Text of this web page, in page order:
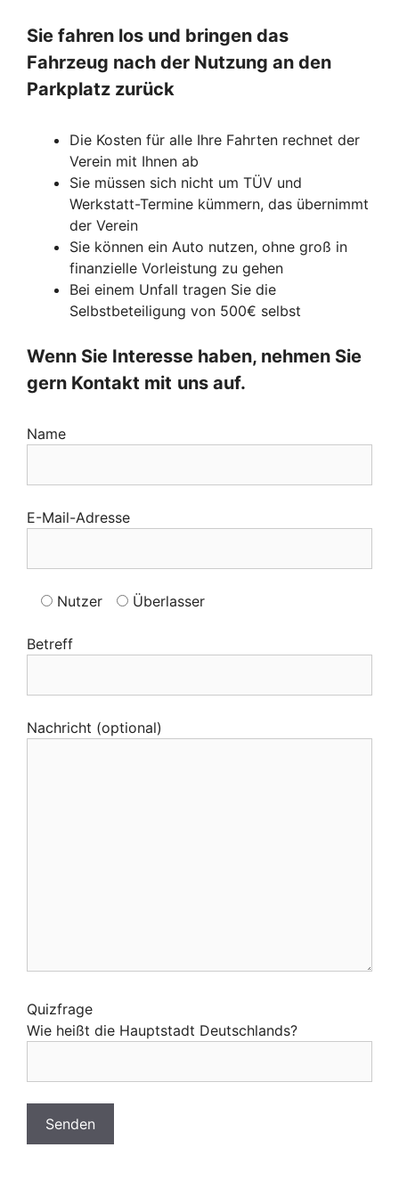
Sie fahren los und bringen das
Fahrzeug nach der Nutzung an den
Parkplatz zurück
Die Kosten für alle Ihre Fahrten rechnet der
Verein mit Ihnen ab
Sie müssen sich nicht um TÜV und
Werkstatt-Termine kümmern, das übernimmt
der Verein
Sie können ein Auto nutzen, ohne groß in
finanzielle Vorleistung zu gehen
Bei einem Unfall tragen Sie die
Selbstbeteiligung von 500€ selbst
Wenn Sie Interesse haben, nehmen Sie
gern Kontakt mit uns auf.
Name
E-Mail-Adresse
Nutzer Überlasser
Betreff
Nachricht (optional)
Quizfrage
Wie heißt die Hauptstadt Deutschlands?